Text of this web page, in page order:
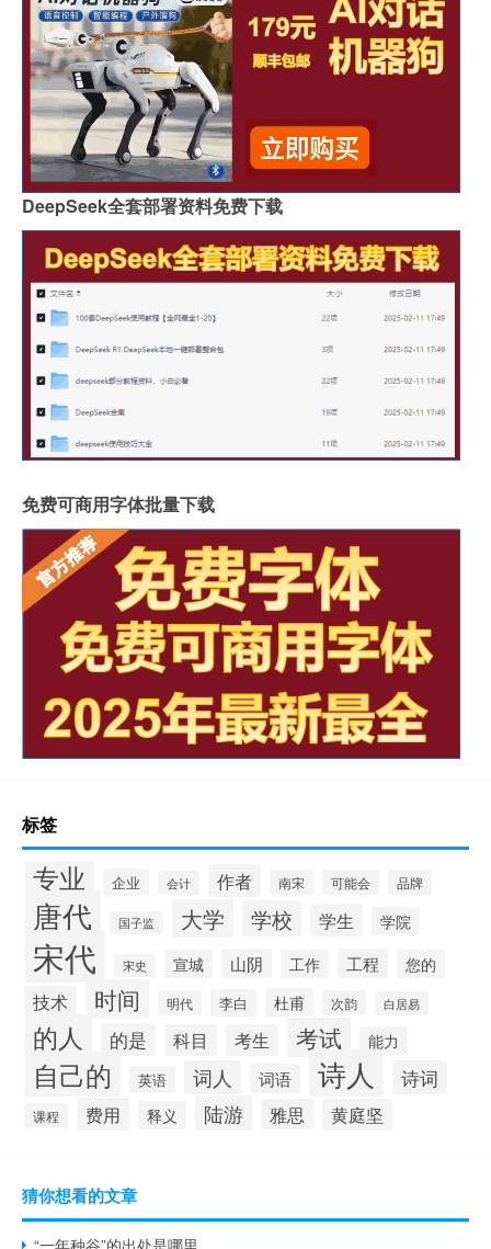
DeepSeek全套部署资料免费下载
免费可商用字体批量下载
标签
专业 企业 会计 作者 南宋 可能会 品牌
唐代 国子监 大学 学校 学生 学院
宋代 宋史 宣城 山阴 工作 工程 您的
技术 时间 明代 李白 杜甫 次韵 白居易
的人 的是 科目 考生 考试 能力
自己的 英语 词人 词语 诗人 诗词
课程 费用 释义 陆游 雅思 黄庭坚
猜你想看的文章